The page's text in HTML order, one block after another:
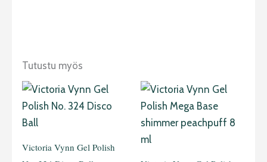
Tutustu myös
Victoria Vynn Gel Polish